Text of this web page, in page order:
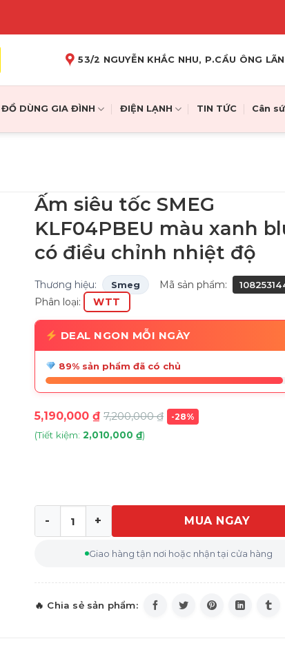
53/2 NGUYỄN KHẮC NHU, P.CẦU ÔNG
ĐỒ DÙNG GIA ĐÌNH ĐIỆN LẠNH TIN TỨC Cân
Ấm siêu tốc SMEG
KLF04PBEU màu xanh
có điều chỉnh nhiệt độ
Thương hiệu: Smeg Mã sản phẩm:
Phân loại: WTT
DEAL NGON MỖI NGÀY
89% sản phẩm đã có chủ
5,190,000 ₫ 7,200,000₫ -28%
(Tiết kiệm: 2,010,000 ₫)
Ấm siêu tốc SMEG KLF04PBEU màu xanh
MUA NGAY
Giao hàng tận nơi hoặc nhận tại cửa hàng